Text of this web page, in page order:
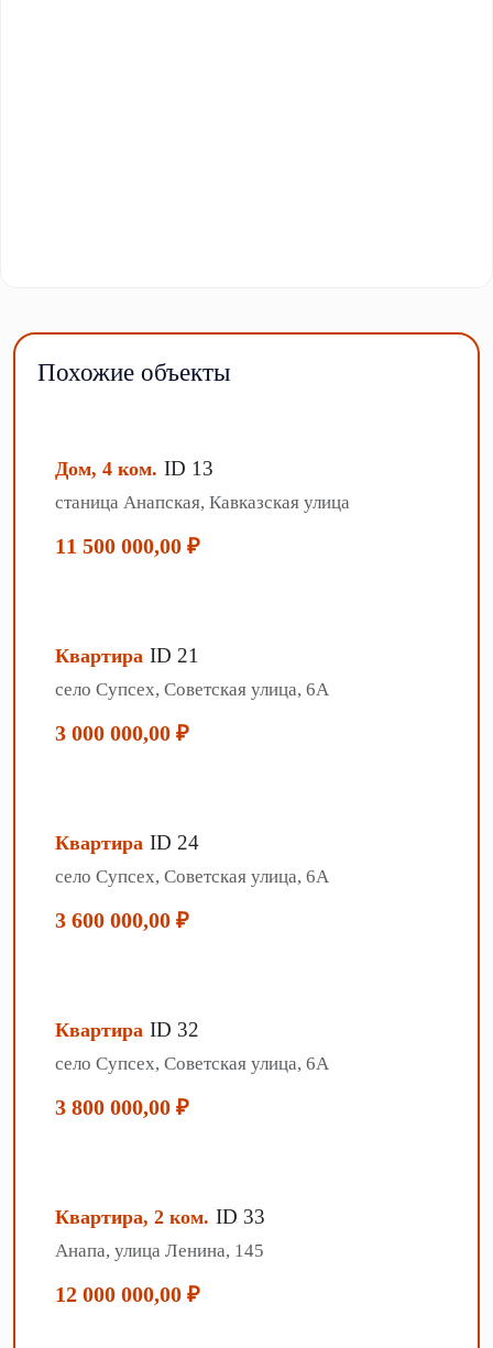
Похожие объекты
Дом, 4 ком. ID 13
станица Анапская, Кавказская улица
11 500 000,00 ₽
Квартира ID 21
село Супсех, Советская улица, 6А
3 000 000,00 ₽
Квартира ID 24
село Супсех, Советская улица, 6А
3 600 000,00 ₽
Квартира ID 32
село Супсех, Советская улица, 6А
3 800 000,00 ₽
Квартира, 2 ком. ID 33
Анапа, улица Ленина, 145
12 000 000,00 ₽